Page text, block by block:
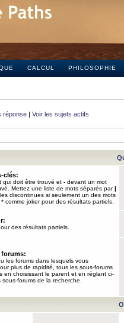
CALCUL PHILOSOPHIE
réponse | Voir les sujets actifs
clés:
qui doit être trouvé et - devant un mot
Mettez une liste de mots séparés par|
discontinues si seulement un des mots
comme joker pour des résultats partiels.
des résultats partiels.
forums:
les forums dans lesquels vous
plus de rapidité, tous les sous-forums
en choisissant le parent et en réglant ci-
forums de la recherche.